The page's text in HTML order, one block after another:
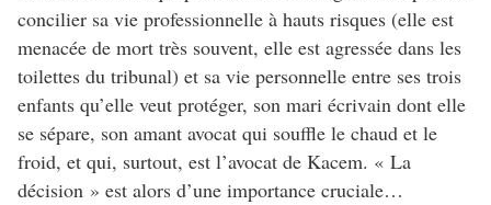
concilier sa vie professionnelle à hauts risques (elle est
menacée de mort très souvent, elle est agressée dans les
toilettes du tribunal) et sa vie personnelle entre ses trois
enfants qu’elle veut protéger, son mari écrivain dont elle
se sépare, son amant avocat qui souffle le chaud et le
froid, et qui, surtout, est l’avocat de Kacem. « La
décision » est alors d’une importance cruciale…